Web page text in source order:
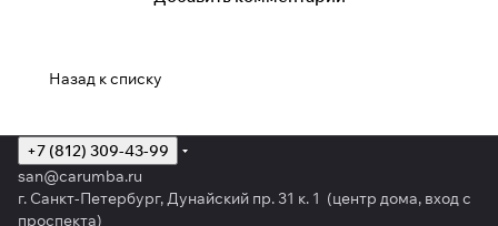
Назад к списку
+7 (812) 309-43-99
san@carumba.ru
г. Санкт-Петербург, Дунайский пр. 31 к. 1 (центр дома, вход с
проспекта)